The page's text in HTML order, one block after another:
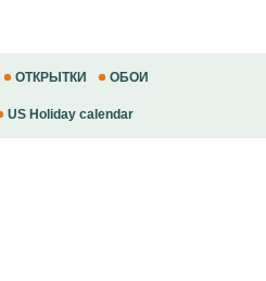
ОТКРЫТКИ ОБОИ
US Holiday calendar